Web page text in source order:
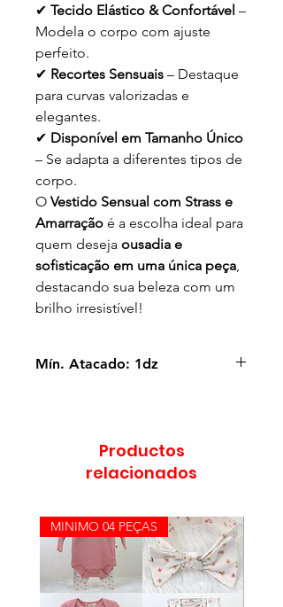
✔ Tecido Elástico & Confortável –
Modela o corpo com ajuste
perfeito.
✔ Recortes Sensuais – Destaque
para curvas valorizadas e
elegantes.
✔ Disponível em Tamanho Único
– Se adapta a diferentes tipos de
corpo.
O Vestido Sensual com Strass e
Amarração é a escolha ideal para
quem deseja ousadia e
sofisticação em uma única peça,
destacando sua beleza com um
brilho irresistível!
Mín. Atacado: 1dz
Productos
relacionados
MINIMO 04 PEÇAS